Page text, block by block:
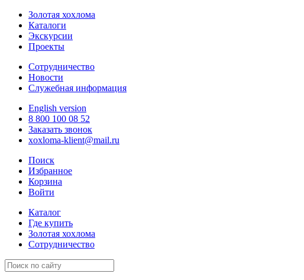
Золотая хохлома
Каталоги
Экскурсии
Проекты
Сотрудничество
Новости
Служебная информация
English version
8 800 100 08 52
Заказать звонок
xoxloma-klient@mail.ru
Поиск
Избранное
Корзина
Войти
Каталог
Где купить
Золотая хохлома
Сотрудничество